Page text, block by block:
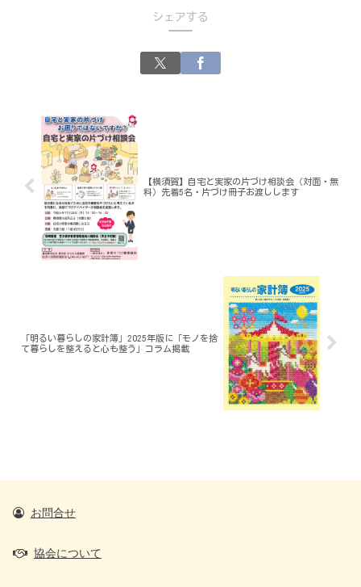
シェアする
【横須賀】自宅と実家の片づけ相談会（対面・無
料）先着5名・片づけ冊子お渡しします
「明るい暮らしの家計簿」2025年版に「モノを捨
て暮らしを整えると心も整う」コラム掲載
お問合せ
協会について